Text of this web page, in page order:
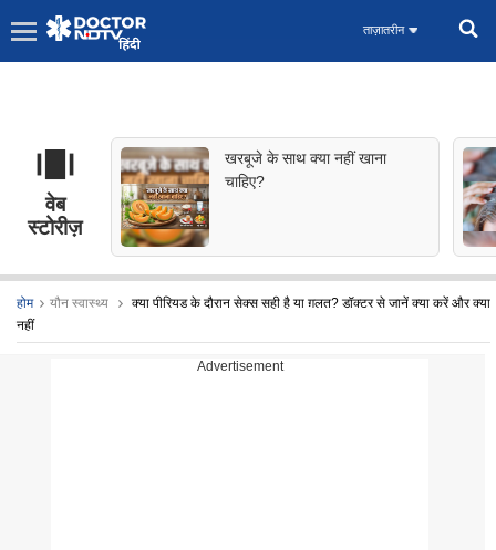
ताज़ातरीन
वेब
स्टोरीज़
खरबूजे के साथ क्या नहीं खाना
चाहिए?
होम यौन स्वास्थ्य
क्या पीरियड के दौरान सेक्स सही है या ग़लत? डॉक्टर से जानें क्या करें और क्या
नहीं
Advertisement